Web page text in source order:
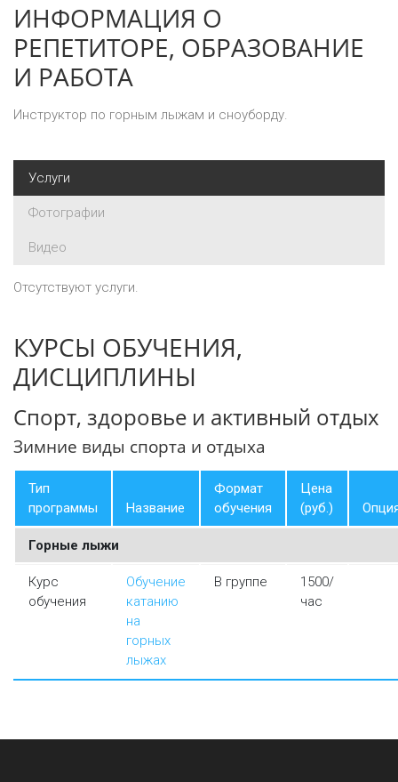
ИНФОРМАЦИЯ О
РЕПЕТИТОРЕ, ОБРАЗОВАНИЕ
И РАБОТА
Инструктор по горным лыжам и сноуборду.
Услуги
Фотографии
Видео
Отсутствуют услуги.
КУРСЫ ОБУЧЕНИЯ,
ДИСЦИПЛИНЫ
Спорт, здоровье и активный отдых
Зимние виды спорта и отдыха
Тип
программы
Название
Формат
обучения
Цена
(руб.)
Горные лыжи
Курс
обучения
Обучение
катанию
на
горных
лыжах
В группе
1500/
час